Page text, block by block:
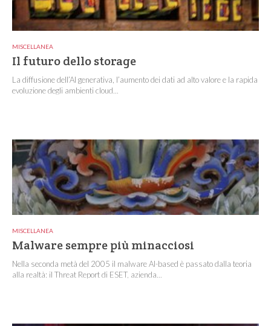
MISCELLANEA
Il futuro dello storage
La diffusione dell’AI generativa, l’aumento dei dati ad alto valore e la rapida
evoluzione degli ambienti cloud...
MISCELLANEA
Malware sempre più minacciosi
Nella seconda metà del 2005 il malware AI-based è passato dalla teoria
alla realtà: il Threat Report di ESET, azienda...